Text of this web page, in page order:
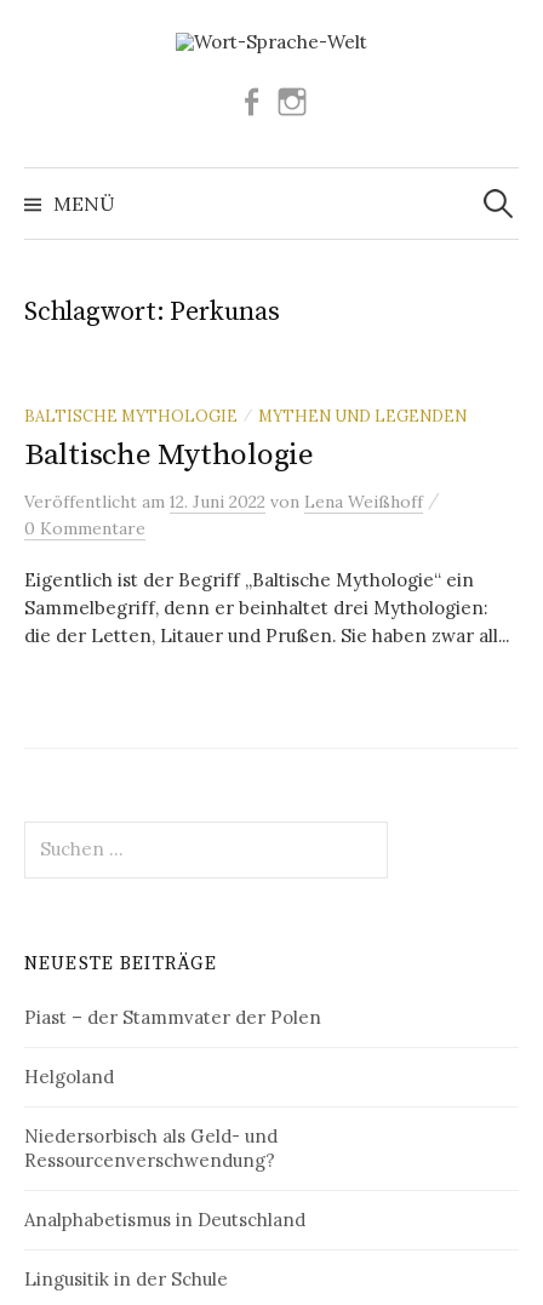
Facebook
MENÜ
Suchen
nach:
Schlagwort: Perkunas
BALTISCHE MYTHOLOGIE / MYTHEN UND LEGENDEN
Baltische Mythologie
Veröffentlicht am 12. Juni 2022 von Lena Weißhoff /
0 Kommentare
Eigentlich ist der Begriff „Baltische Mythologie“ ein
Sammelbegriff, denn er beinhaltet drei Mythologien:
die der Letten, Litauer und Prußen. Sie haben zwar all...
nach:
NEUESTE BEITRÄGE
Piast – der Stammvater der Polen
Helgoland
Niedersorbisch als Geld- und
Ressourcenverschwendung?
Analphabetismus in Deutschland
Lingusitik in der Schule